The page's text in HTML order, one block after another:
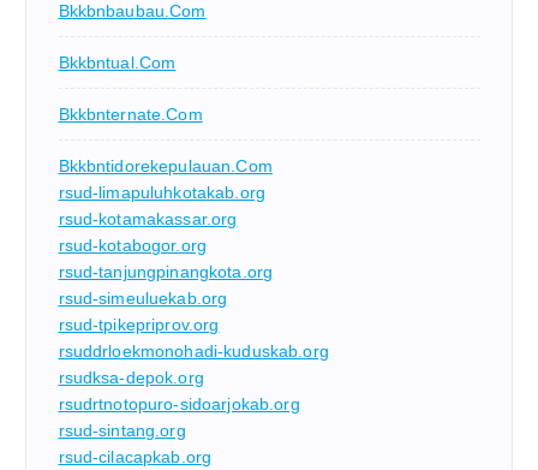
Bkkbnbaubau.com
Bkkbntual.com
Bkkbnternate.com
Bkkbntidorekepulauan.com
rsud-limapuluhkotakab.org
rsud-kotamakassar.org
rsud-kotabogor.org
rsud-tanjungpinangkota.org
rsud-simeuluekab.org
rsud-tpikepriprov.org
rsuddrloekmonohadi-kuduskab.org
rsudksa-depok.org
rsudrtnotopuro-sidoarjokab.org
rsud-sintang.org
rsud-cilacapkab.org